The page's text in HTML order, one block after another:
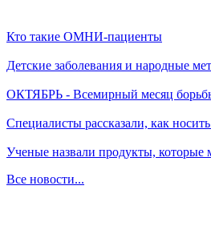
Кто такие ОМНИ-пациенты
Детские заболевания и народные
ОКТЯБРЬ - Всемирный месяц
Специалисты рассказали, как
Ученые назвали продукты, которые
Все новости...